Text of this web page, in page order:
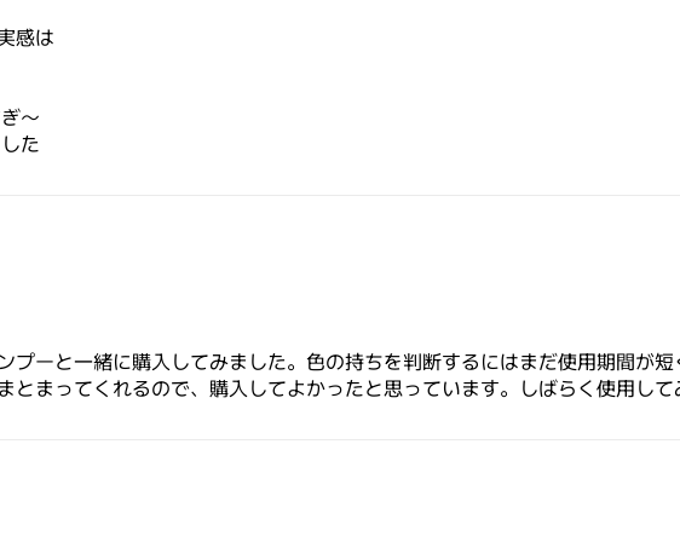
感は
〜
た
プーと一緒に購入してみました。色の持ちを判断するにはまだ使用期間が
とまってくれるので、購入してよかったと思っています。しばらく使用して